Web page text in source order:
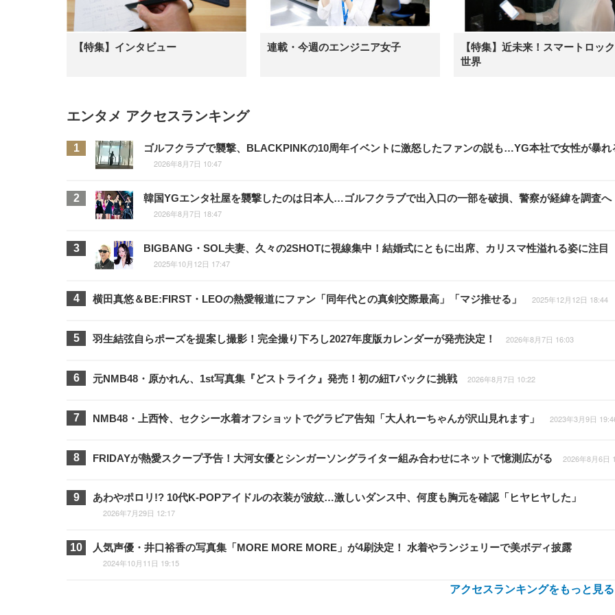
【特集】インタビュー 連載・今週のエンジニア女子
【特集】近未来！スマートロッ
世界
エンタメ アクセスランキング
ゴルフクラブで襲撃、BLACKPINKの10周年イベントに激怒したファンの説も…YG本社で女性が暴れ
2026年8月7日 10:47
韓国YGエンタ社屋を襲撃したのは日本人…ゴルフクラブで出入口の一部を破損、警察が経緯を調査へ
2026年8月7日 18:47
BIGBANG・SOL夫妻、久々の2SHOTに視線集中！結婚式にともに出席、カリスマ性溢れる姿に注目
2025年10月12日 17:47
横田真悠＆BE:FIRST・LEOの熱愛報道にファン「同年代との真剣交際最高」「マジ推せる」 2025年12月12日 18:44
羽生結弦自らポーズを提案し撮影！完全撮り下ろし2027年度版カレンダーが発売決定！ 2026年8月7日 16:03
元NMB48・原かれん、1st写真集『どストライク』発売！初の紐Tバックに挑戦 2026年8月7日 10:22
NMB48・上西怜、セクシー水着オフショットでグラビア告知「大人れーちゃんが沢山見れます」 2023年3月9日
FRIDAYが熱愛スクープ予告！大河女優とシンガーソングライター組み合わせにネットで憶測広がる 2026年8月6日
あわやポロリ!? 10代K-POPアイドルの衣装が波紋…激しいダンス中、何度も胸元を確認「ヒヤヒヤした」
2026年7月29日 12:17
人気声優・井口裕香の写真集「MORE MORE MORE」が4刷決定！ 水着やランジェリーで美ボディ披露
2024年10月11日 19:15
アクセスランキングをもっと見る